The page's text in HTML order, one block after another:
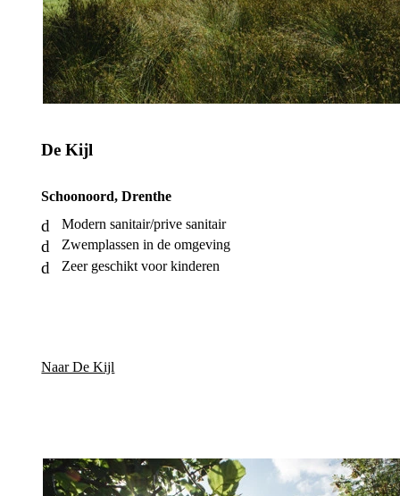
De Kijl
Schoonoord, Drenthe
Modern sanitair/prive sanitair
Zwemplassen in de omgeving
Zeer geschikt voor kinderen
Naar De Kijl